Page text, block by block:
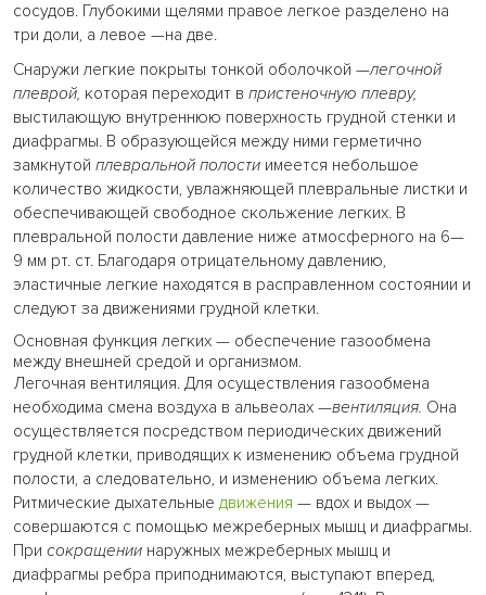
сосудов. Глубокими щелями правое легкое разделено на
три доли, а левое —на две.
Снаружи легкие покрыты тонкой оболочкой —легочной
плеврой, которая переходит в пристеночную плевру,
выстилающую внутреннюю поверхность грудной стенки и
диафрагмы. В образующейся между ними герметично
замкнутой плевральной полости имеется небольшое
количество жидкости, увлажняющей плевральные листки и
обеспечивающей свободное скольжение легких. В
плевральной полости давление ниже атмосферного на 6—
9 мм рт. ст. Благодаря отрицательному давлению,
эластичные легкие находятся в расправленном состоянии и
следуют за движениями грудной клетки.
Основная функция легких — обеспечение газообмена
между внешней средой и организмом.
Легочная вентиляция. Для осуществления газообмена
необходима смена воздуха в альвеолах —вентиляция. Она
осуществляется посредством периодических движений
грудной клетки, приводящих к изменению объема грудной
полости, а следовательно, и изменению объема легких.
Ритмические дыхательные движения — вдох и выдох —
совершаются с помощью межреберных мышц и диафрагмы.
При сокращении наружных межреберных мышц и
диафрагмы ребра приподнимаются, выступают вперед,